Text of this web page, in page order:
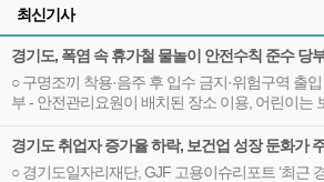
최신기사
경기도, 폭염 속 휴가철 물놀이 안전수칙 준수 당
○ 구명조끼 착용·음주 후 입수 금지·위험구역 출
부 - 안전관리요원이 배치된 장소 이용, 어린이는
경기도 취업자 증가율 하락, 보건업 성장 둔화가
○ 경기도일자리재단, GJF 고용이슈리포트 ‘최근